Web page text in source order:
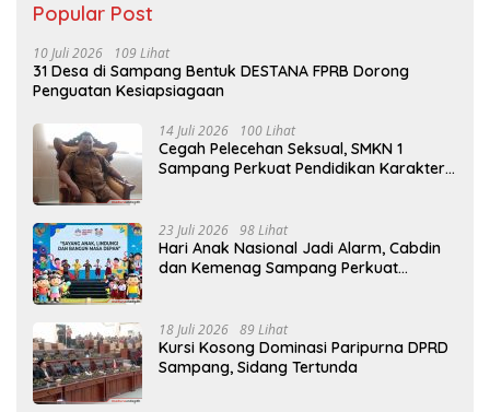
Popular Post
10 Juli 2026 109 Lihat
31 Desa di Sampang Bentuk DESTANA FPRB Dorong
Penguatan Kesiapsiagaan
14 Juli 2026 100 Lihat
Cegah Pelecehan Seksual, SMKN 1
Sampang Perkuat Pendidikan Karakter
23 Juli 2026 98 Lihat
Hari Anak Nasional Jadi Alarm, Cabdin
dan Kemenag Sampang Perkuat
18 Juli 2026 89 Lihat
Kursi Kosong Dominasi Paripurna DPRD
Sampang, Sidang Tertunda